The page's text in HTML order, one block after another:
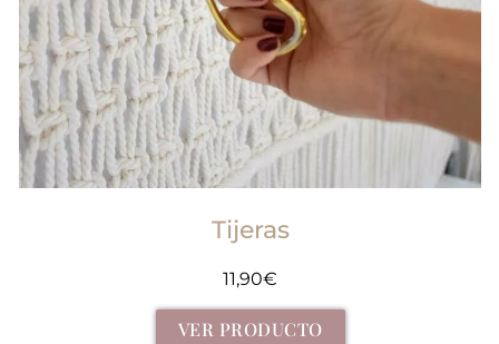
Tijeras
11,90€
VER PRODUCTO